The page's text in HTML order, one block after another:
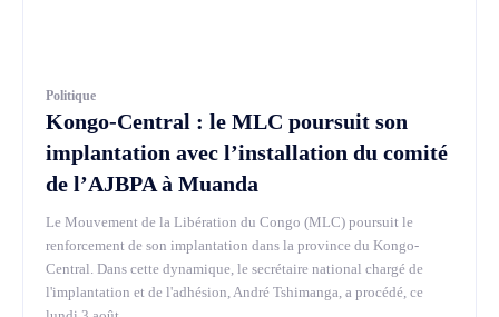
Politique
Kongo-Central : le MLC poursuit son
implantation avec l’installation du comité
de l’AJBPA à Muanda
Le Mouvement de la Libération du Congo (MLC) poursuit le
renforcement de son implantation dans la province du Kongo-
Central. Dans cette dynamique, le secrétaire national chargé de
l'implantation et de l'adhésion, André Tshimanga, a procédé, ce